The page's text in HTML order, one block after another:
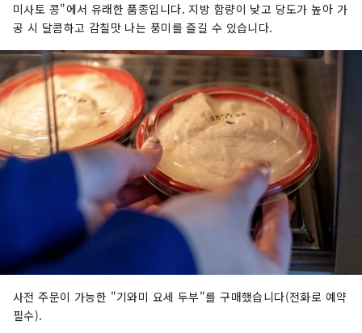
미사토 콩"에서 유래한 품종입니다. 지방 함량이 낮고 당도가 높아 가
공 시 달콤하고 감칠맛 나는 풍미를 즐길 수 있습니다.
사전 주문이 가능한 "기와미 요세 두부"를 구매했습니다(전화로 예약
필수).